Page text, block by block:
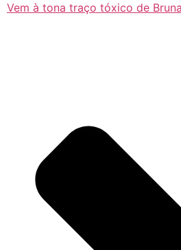
Vem à tona traço tóxico de